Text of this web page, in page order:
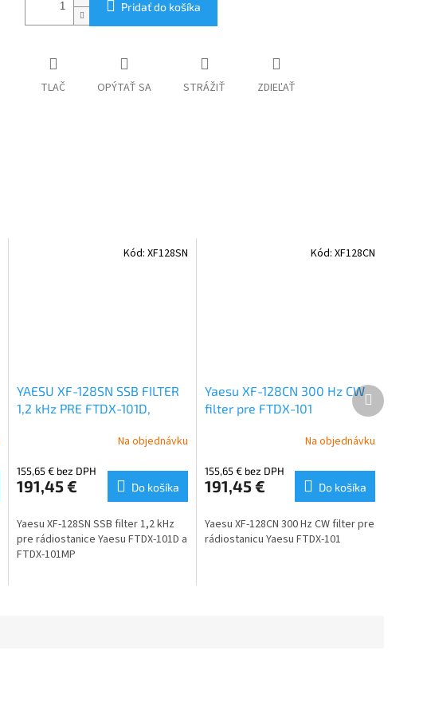
Pridať do košíka
TLAČ OPÝTAŤ SA STRÁŽIŤ ZDIEĽAŤ
YAESU XF-128SN SSB FILTER
1,2 kHz PRE FTDX-101D,
Na objednávku
155,65 € bez DPH
191,45 € Do košíka
Yaesu XF-128SN SSB filter 1,2 kHz
pre rádiostanice Yaesu FTDX-101D a
FTDX-101MP
Kód: XF128SN
Yaesu XF-128CN 300 Hz CW
filter pre FTDX-101
Na objednávku
155,65 € bez DPH
191,45 € Do košíka
Yaesu XF-128CN 300 Hz CW filter pre
rádiostanicu Yaesu FTDX-101
Kód:XF128CN
Ďalší
produkt